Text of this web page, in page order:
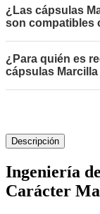
¿Las cápsulas
son compatibles
¿Para quién es
cápsulas
Descripción
Ingeniería
Carácter